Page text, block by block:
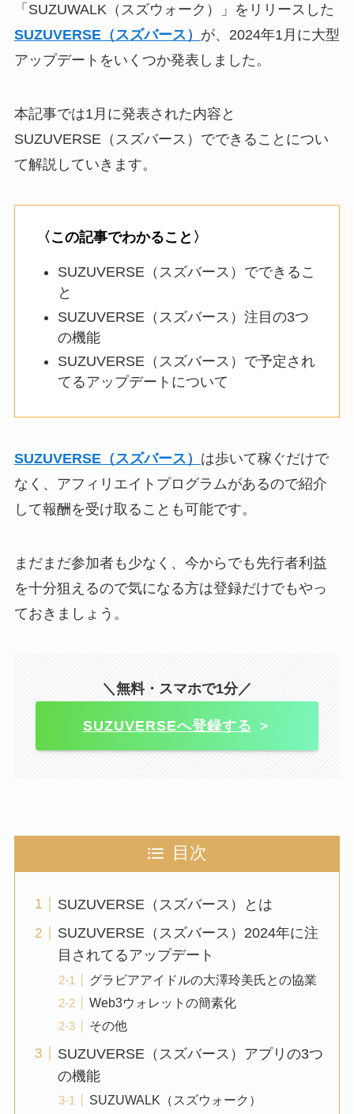
「SUZUWALK（スズウォーク）」をリリースした
SUZUVERSE（スズバース） が、2024年1月に大型
アップデートをいくつか発表しました。
本記事では1月に発表された内容と
SUZUVERSE（スズバース）でできることについ
て解説していきます。
〈この記事でわかること〉
SUZUVERSE（スズバース）でできるこ
と
SUZUVERSE（スズバース）注目の3つ
の機能
SUZUVERSE（スズバース）で予定され
てるアップデートについて
SUZUVERSE（スズバース） は歩いて稼ぐだけで
なく、アフィリエイトプログラムがあるので紹介
して報酬を受け取ることも可能です。
まだまだ参加者も少なく、今からでも先行者利益
を十分狙えるので気になる方は登録だけでもやっ
ておきましょう。
＼無料・スマホで1分／
SUZUVERSEへ登録する ＞
目次
SUZUVERSE（スズバース）とは
SUZUVERSE（スズバース）2024年に注
目されてるアップデート
グラビアアイドルの大澤玲美氏との協業
Web3ウォレットの簡素化
その他
SUZUVERSE（スズバース）アプリの3つ
の機能
SUZUWALK（スズウォーク）